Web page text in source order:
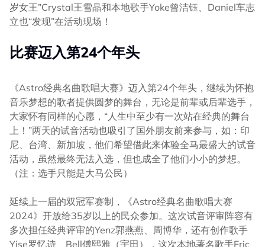
岁女王”Crystal王雪晶和本地歌手Yoke曾洁钰、Daniel车志
立也“发现”在活动现场！
比赛迈入第24个年头
《Astro经典名曲歌唱大赛》迈入第24个年头，继续为怀抱
音乐梦想的歌者提供圆梦的舞台，无论是前辈或后辈选手，
大家怀有同样的心愿，“人生中至少有一次站在经典的舞台
上！”两天的试音活动也吸引了国外朋友前来参与，如：印
尼、台湾、新加坡，他们希望借此来体验全马最盛大的试音
活动，虽然最终无法入选，但也成全了他们小小的梦想。
（注：选手只能是大马公民）
延续上一届的双冠军赛制，《Astro经典名曲歌唱大赛
2024》开放给35岁以上的民众参加。这次试音评审阵容有
多次担任经典评审的Yenz郭燕燕、周博华，还有创作歌手
Yise罗忆诗、Bell傅熙雅（宇田），这次本地著名歌手Eric